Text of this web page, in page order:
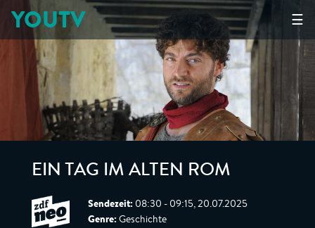
☰
YOUTV
EIN TAG IM ALTEN ROM
Sendezeit: 08:30 - 09:15, 20.07.2025
Genre: Geschichte